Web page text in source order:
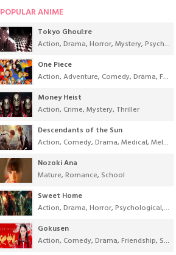
POPULAR ANIME
Tokyo Ghoul:re
Action, Drama, Horror, Mystery, Psychological
One Piece
Action, Adventure, Comedy, Drama, Fantasy
Money Heist
Action, Crime, Mystery, Thriller
Descendants of the Sun
Action, Comedy, Drama, Medical, Melodrama
Nozoki Ana
Mature, Romance, School
Sweet Home
Action, Drama, Horror, Psychological,
Gokusen
Action, Comedy, Drama, Friendship, School